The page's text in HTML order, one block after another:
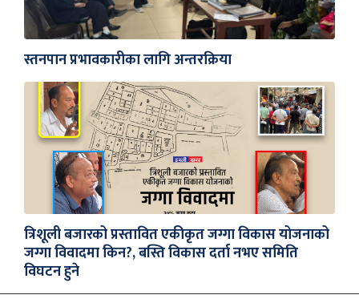
स्तनपान प्रभावकारीका लागि अन्तरक्रिया
त्रिशूली बजारको प्रस्तावित एकीकृत जग्गा विकास योजनाको
जग्गा विवादमा किन?, बस्ति विकास दर्ता नभए समिति
विघटन हुने